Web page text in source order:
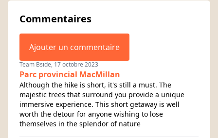
Commentaires
Ajouter un commentaire
Team Bside, 17 octobre 2023
Parc provincial MacMillan
Although the hike is short, it's still a must. The
majestic trees that surround you provide a unique
immersive experience. This short getaway is well
worth the detour for anyone wishing to lose
themselves in the splendor of nature